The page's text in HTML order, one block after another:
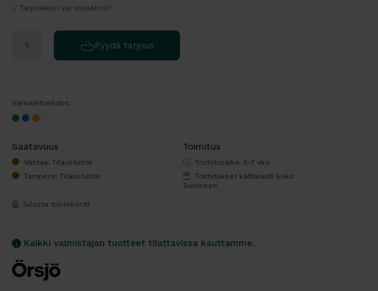
Tarjouskori vai ostoskori?
Pyydä tarjous
Värivaihtoehdot:
Saatavuus
Vantaa: Tilaustuote
Tampere: Tilaustuote
Toimitus
Toimitusaika: 5-7 vko
Toimitukset kattavasti koko
Suomeen.
Tulosta tuotekortti
Kaikki valmistajan tuotteet tilattavissa kauttamme.